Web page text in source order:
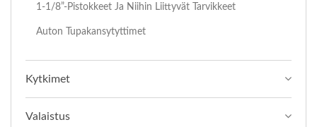
1-1/8”-Pistokkeet Ja Niihin Liittyvät Tarvikkeet
Auton Tupakansytyttimet
Kytkimet
Valaistus